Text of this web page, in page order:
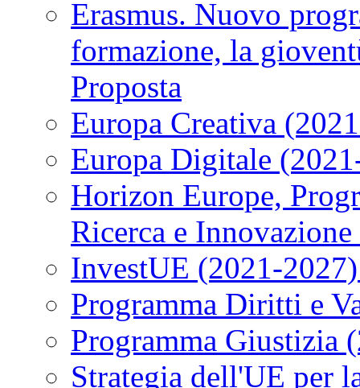
Erasmus. Nuovo
formazione, la
Proposta
Europa Creativa
Europa Digitale
Horizon Europe,
Ricerca e
InvestUE (2021-
Programma Diritti e
Programma Giustizia
Strategia dell'UE per